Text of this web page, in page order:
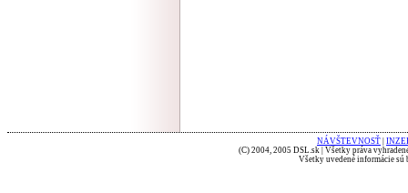
NÁVŠTEVNOSŤ
(C) 2004, 2005 DSL.sk | Všetky práva
Všetky uvedené informácie sú